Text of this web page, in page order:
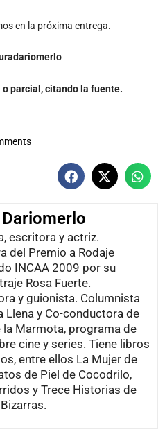
en la próxima entrega.
parcial, citando la fuente.
escritora y actriz.
del Premio a Rodaje
INCAA 2009 por su
Rosa Fuerte.
y guionista. Columnista
Llena y Co-conductora de
la Marmota, programa de
cine y series. Tiene libros
entre ellos La Mujer de
de Piel de Cocodrilo,
y Trece Historias de